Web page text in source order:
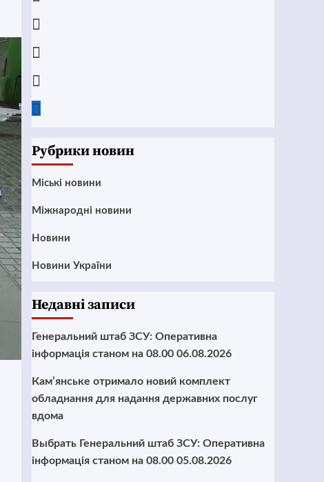
Рубрики новин
Mіські новини
Міжнародні новини
Новини
Новини України
Недавні записи
Генеральний штаб ЗСУ: Оперативна
інформація станом на 08.00 06.08.2026
Кам’янське отримало новий комплект
обладнання для надання державних послуг
вдома
Выбрать Генеральний штаб ЗСУ: Оперативна
інформація станом на 08.00 05.08.2026